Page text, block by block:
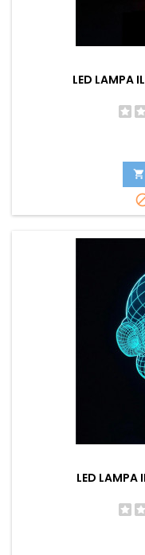
LED LAMPA

LED LAMPA